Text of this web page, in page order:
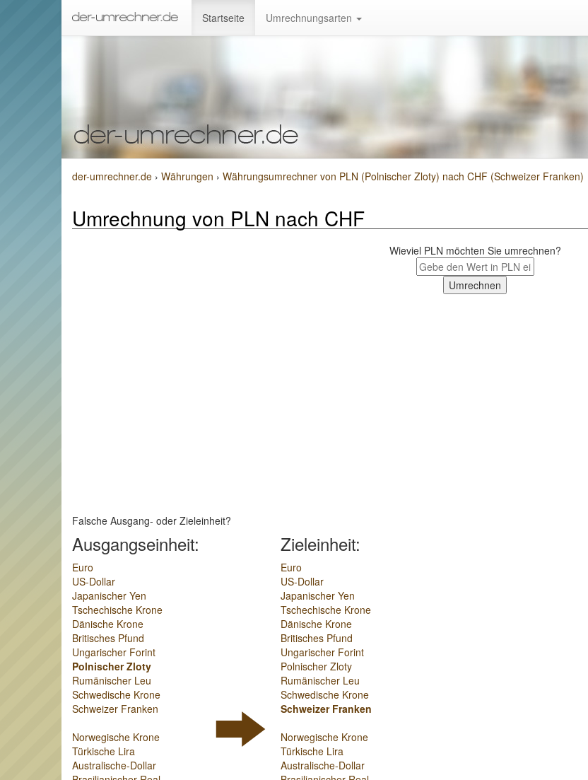
Startseite Umrechnungsarten
der-umrechner.de › Währungen › Währungsumrechner von PLN (Polnischer Zloty) nach CHF (Schweizer Franken)
Umrechnung von PLN nach CHF
Wieviel PLN möchten Sie umrechnen?
Falsche Ausgang- oder Zieleinheit?
Ausgangseinheit:
Euro
US-Dollar
Japanischer Yen
Tschechische Krone
Dänische Krone
Britisches Pfund
Ungarischer Forint
Polnischer Zloty
Rumänischer Leu
Schwedische Krone
Schweizer Franken
Norwegische Krone
Türkische Lira
Australische-Dollar
Zieleinheit:
Euro
US-Dollar
Japanischer Yen
Tschechische Krone
Dänische Krone
Britisches Pfund
Ungarischer Forint
Polnischer Zloty
Rumänischer Leu
Schwedische Krone
Schweizer Franken
Norwegische Krone
Türkische Lira
Australische-Dollar